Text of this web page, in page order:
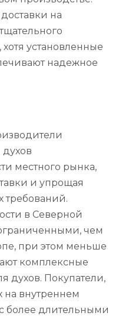
на
установленные
надежное
местного рынка,
и упрощая
требований.
в Северной
чем
при этом меньше
комплексные
духов. Покупатели,
на внутреннем
более длительными